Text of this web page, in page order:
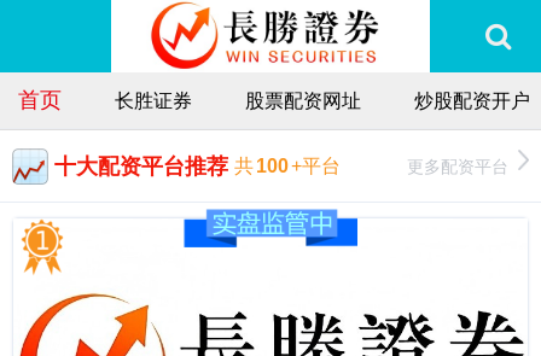
首页 长胜证券 股票配资网址 炒股配资开户
十大配资平台推荐 共100+平台 更多配资平台